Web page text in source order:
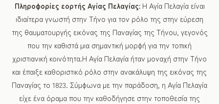
Πληροφορίες εορτής Αγίας Πελαγίας:Η Αγία Πελαγία είναι
ιδιαίτερα γνωστή στην Τήνο για τον ρόλο της στην εύρεση
της θαυματουργής εικόνας της Παναγίας της Τήνου, γεγονός
που την καθιστά μια σημαντική μορφή για την τοπική
χριστιανική κοινότητα.Η Αγία Πελαγία ήταν μοναχή στην Τήνο
και έπαιξε καθοριστικό ρόλο στην ανακάλυψη της εικόνας της
Παναγίας το 1823. Σύμφωνα με την παράδοση, η Αγία Πελαγία
είχε ένα όραμα που την καθοδήγησε στην τοποθεσία της